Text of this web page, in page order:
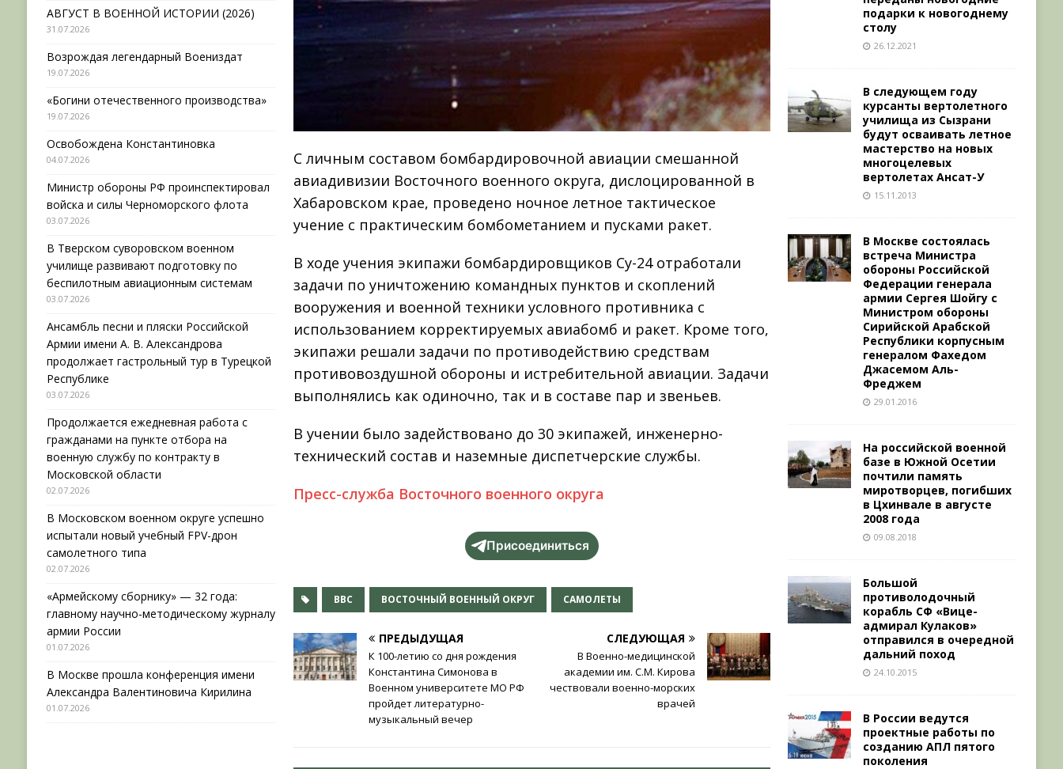
С личным составом бомбардировочной авиации смешанной
авиадивизии Восточного военного округа, дислоцированной в
Хабаровском крае, проведено ночное летное тактическое
учение с практическим бомбометанием и пусками ракет.
В ходе учения экипажи бомбардировщиков Су-24 отработали
задачи по уничтожению командных пунктов и скоплений
вооружения и военной техники условного противника с
использованием корректируемых авиабомб и ракет. Кроме того,
экипажи решали задачи по противодействию средствам
противовоздушной обороны и истребительной авиации. Задачи
выполнялись как одиночно, так и в составе пар и звеньев.
В учении было задействовано до 30 экипажей, инженерно-
технический состав и наземные диспетчерские службы.
Пресс-служба Восточного военного округа
Присоединиться
ВВС ВОСТОЧНЫЙ ВОЕННЫЙ ОКРУГ САМОЛЕТЫ
ПРЕДЫДУЩАЯ
К 100-летию со дня рождения
Константина Симонова в
Военном университете МО РФ
пройдет литературно-
музыкальный вечер
СЛЕДУЮЩАЯ
В Военно-медицинской
академии им. С.М. Кирова
чествовали военно-морских
врачей
АВГУСТ В ВОЕННОЙ ИСТОРИИ (2026)
31.07.2026
Возрождая легендарный Воениздат
19.07.2026
«Богини отечественного производства»
19.07.2026
Освобождена Константиновка
04.07.2026
Министр обороны РФ проинспектировал
войска и силы Черноморского флота
03.07.2026
В Тверском суворовском военном
училище развивают подготовку по
беспилотным авиационным системам
03.07.2026
Ансамбль песни и пляски Российской
Армии имени А. В. Александрова
продолжает гастрольный тур в Турецкой
Республике
03.07.2026
Продолжается ежедневная работа с
гражданами на пункте отбора на
военную службу по контракту в
Московской области
02.07.2026
В Московском военном округе успешно
испытали новый учебный FPV-дрон
самолетного типа
02.07.2026
«Армейскому сборнику» — 32 года:
главному научно-методическому журналу
армии России
01.07.2026
В Москве прошла конференция имени
Александра Валентиновича Кирилина
01.07.2026
подарки к новогоднему
столу
26.12.2021
В следующем году
курсанты вертолетного
училища из Сызрани
будут осваивать летное
мастерство на новых
многоцелевых
вертолетах Ансат-У
15.11.2013
В Москве состоялась
встреча Министра
обороны Российской
Федерации генерала
армии Сергея Шойгу с
Министром обороны
Сирийской Арабской
Республики корпусным
генералом Фахедом
Джасемом Аль-
Фреджем
29.01.2016
На российской военной
базе в Южной Осетии
почтили память
миротворцев, погибших
в Цхинвале в августе
2008 года
09.08.2018
Большой
противолодочный
корабль СФ «Вице-
адмирал Кулаков»
отправился в очередной
дальний поход
24.10.2015
В России ведутся
проектные работы по
созданию АПЛ пятого
поколения